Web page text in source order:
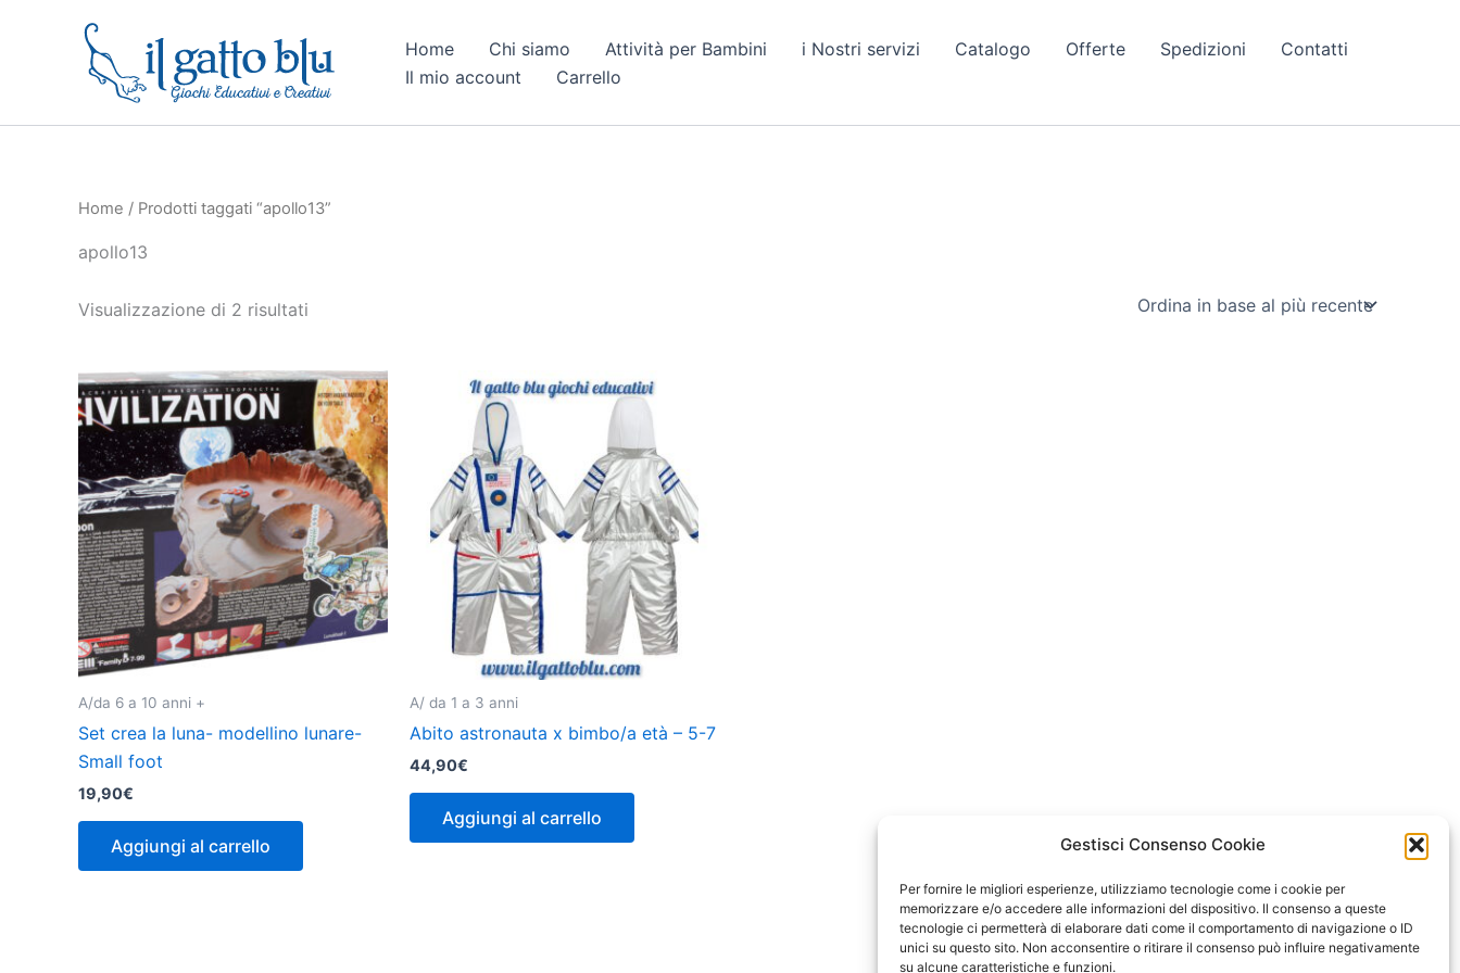
Gestisci Consenso Cookie
Per fornire le migliori esperienze, utilizziamo tecnologie come i cookie per
memorizzare e/o accedere alle informazioni del dispositivo. Il consenso a queste
tecnologie ci permetterà di elaborare dati come il comportamento di navigazione o ID
unici su questo sito. Non acconsentire o ritirare il consenso può influire negativamente
su alcune caratteristiche e funzioni.
Home Chi siamo Attività per Bambini i Nostri servizi Catalogo Offerte Spedizioni
Contatti
Il mio account
Carrello
Home / Prodotti taggati “apollo13”
apollo13
Visualizzazione di 2 risultati
al
più
recente
A/da 6 a 10 anni +
Set crea la luna- modellino lunare-
Small foot
19,90€
Aggiungi al carrello
A/ da 1 a 3 anni
Abito astronauta x bimbo/a età – 5-7
44,90€
Aggiungi al carrello